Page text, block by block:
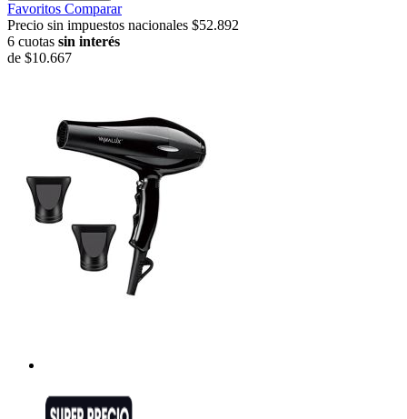
Favoritos Comparar
Precio sin impuestos nacionales $52.892
6 cuotas sin interés
de $10.667